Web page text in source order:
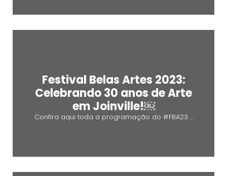
Festival Belas Artes 2023:
Celebrando 30 anos de Arte
em Joinville!￼
Confira aqui toda a programação do #FBA23 ...